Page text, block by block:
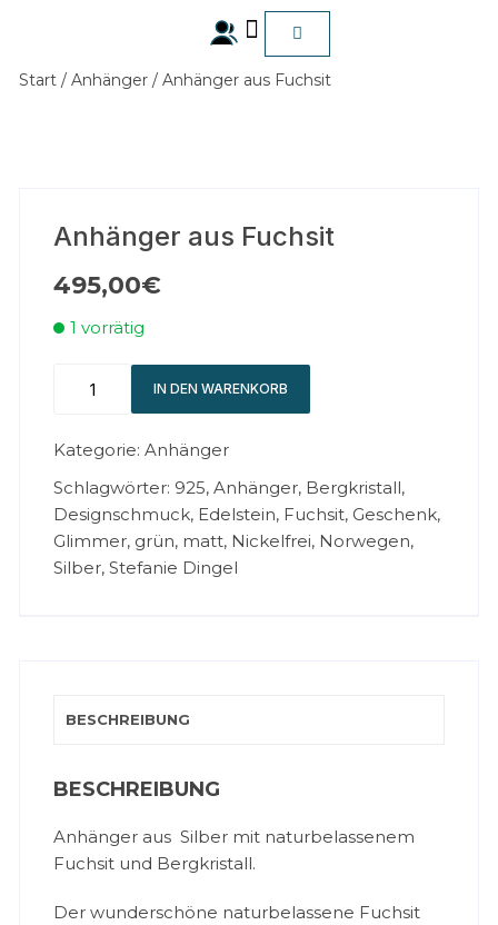
Start /Anhänger / Anhänger aus Fuchsit
Anhänger aus Fuchsit
495,00€
1 vorrätig
IN DEN WARENKORB
Kategorie:Anhänger
Schlagwörter: 925,Anhänger, Bergkristall,
Designschmuck, Edelstein, Fuchsit, Geschenk,
Glimmer, grün, matt, Nickelfrei, Norwegen,
Silber,Stefanie Dingel
BESCHREIBUNG
BESCHREIBUNG
Anhänger aus Silber mit naturbelassenem
Fuchsit und Bergkristall.
Der wunderschöne naturbelassene Fuchsit